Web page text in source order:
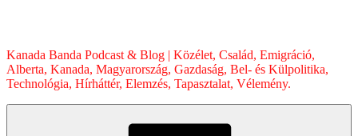
Kanada Banda Podcast & Blog | Közélet, Család, Emigráció,
Alberta, Kanada, Magyarország, Gazdaság, Bel- és Külpolitika,
Technológia, Hírháttér, Elemzés, Tapasztalat, Vélemény.